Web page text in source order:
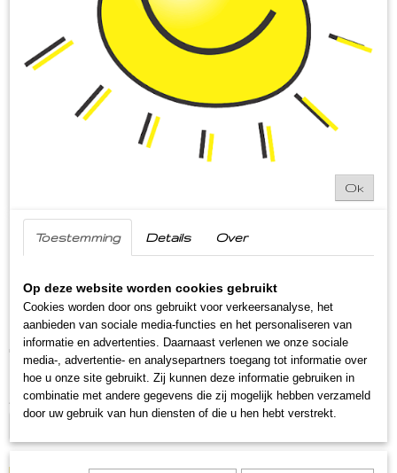
Boeren Klompjes drop
€ 2,75 (inclusief btw 9%)
Op voorraad- Levertijd binnen 1 a 2 werkdagen
Aantal
Ok
Toestemming Details Over
Op deze website worden cookies gebruikt
Cookies worden door ons gebruikt voor verkeersanalyse, het
aanbieden van sociale media-functies en het personaliseren van
informatie en advertenties. Daarnaast verlenen we onze sociale
media-, advertentie- en analysepartners toegang tot informatie over
hoe u onze site gebruikt. Zij kunnen deze informatie gebruiken in
combinatie met andere gegevens die zij mogelijk hebben verzameld
door uw gebruik van hun diensten of die u hen hebt verstrekt.